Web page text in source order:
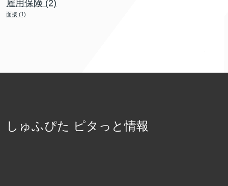
雇用保険 (2)
面接 (1)
しゅふぴた ピタっと情報